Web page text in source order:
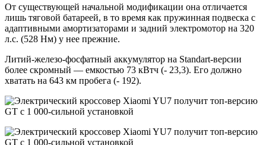
От существующей начальной модификации она отличается
лишь тяговой батареей, в то время как пружинная подвеска с
адаптивными амортизаторами и задний электромотор на 320
л.с. (528 Нм) у нее прежние.
Литий-железо-фосфатный аккумулятор на Standart-версии
более скромный — емкостью 73 кВтч (- 23,3). Его должно
хватать на 643 км пробега (- 192).